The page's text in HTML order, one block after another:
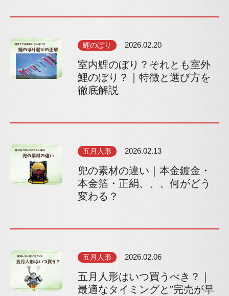
鯉のぼり 2026.02.20
室内鯉のぼり？それとも室外
鯉のぼり？｜特徴と選び方を
徹底解説
五月人形 2026.02.13
兜の素材の違い｜本金鍍金・
本金箔・正絹、、、何がどう
変わる？
五月人形 2026.02.06
五月人形はいつ買うべき？｜
最適なタイミングと”完売が早